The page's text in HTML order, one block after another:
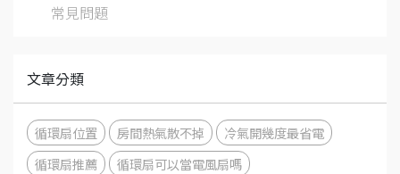
常見問題
文章分類
循環扇位置 房間熱氣散不掉
冷氣開幾度最省電
循環扇推薦
循環扇可以當電風扇嗎